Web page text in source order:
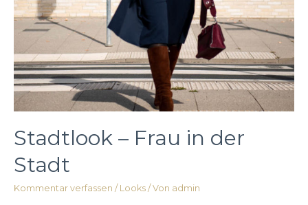
Stadtlook – Frau in der
Stadt
Kommentar verfassen / Looks/ Von admin